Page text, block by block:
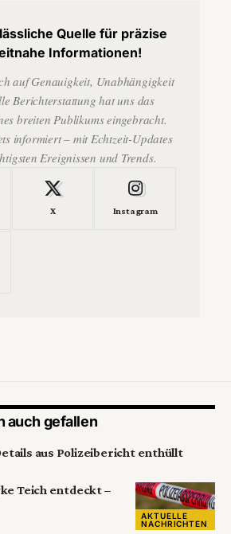
Quelle für präzise
Informationen!
auf Genauigkeit, Unabhängigkeit
Berichterstattung hat uns das
breiten Publikums eingebracht.
informiert – mit Echtzeit-Updates
Ereignissen und Trends.
X Instagram
auch gefallen
aus Polizeibericht enthüllt
AKTUELLE
NACHRICHTEN
Teich entdeckt –